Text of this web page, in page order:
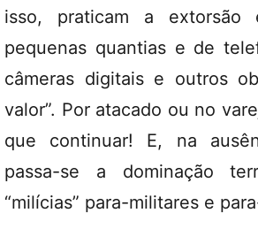
isso, praticam a
pequenas quantias e de
câmeras digitais e outros
valor”. Por atacado ou no
que continuar! E, na
passa-se a dominação
“milícias” para-militares e